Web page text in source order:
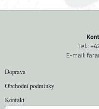
Tel.:
E-mail:
Doprava
Obchodní podmínky
Kontakt